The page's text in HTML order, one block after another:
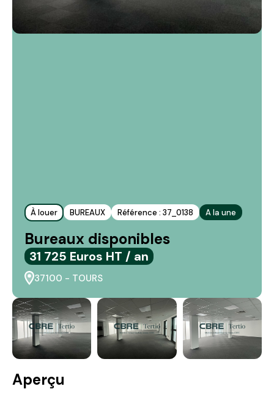
À louer BUREAUX Référence : 37_0138 A la une
Bureaux disponibles
31 725 Euros HT / an
37100 - TOURS
Aperçu